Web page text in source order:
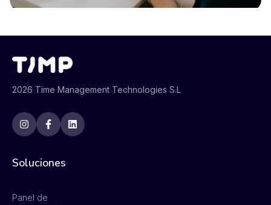
2026 Time Management Technologies S.L
Soluciones
Panel de